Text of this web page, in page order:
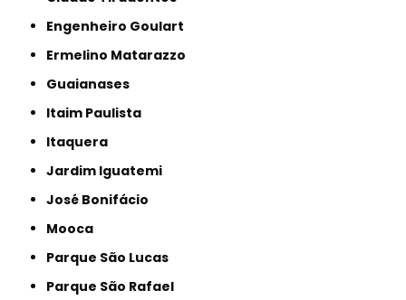
Engenheiro Goulart
Ermelino Matarazzo
Guaianases
Itaim Paulista
Itaquera
Jardim Iguatemi
José Bonifácio
Mooca
Parque São Lucas
Parque São Rafael